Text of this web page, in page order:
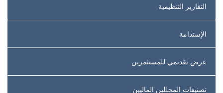
التقارير التنظيمية
الإستدامة
عرض تقديمي للمستثمرين
تصنيفات المحللين الماليين